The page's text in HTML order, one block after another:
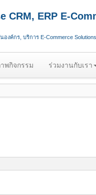
CRM, ERP E-
งค์กร, บริการ E-Commerce
พกิจกรรม ร่วมงานกับเรา